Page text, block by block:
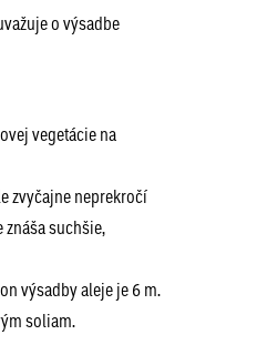
o výsadbe
vegetácie na
zvyčajne neprekročí
suchšie,
výsadby aleje je 6 m.
soliam.